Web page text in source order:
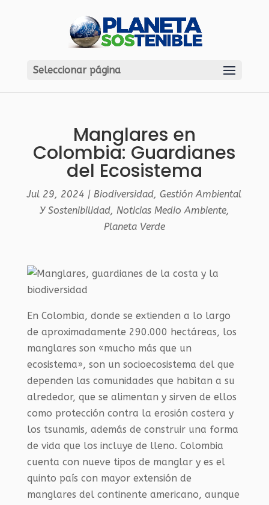
Seleccionar página
Manglares en
Colombia: Guardianes
del Ecosistema
Jul 29, 2024 |Biodiversidad,Gestión Ambiental
Y Sostenibilidad, Noticias Medio Ambiente,
Planeta Verde
En Colombia, donde se extienden a lo largo
de aproximadamente 290.000 hectáreas, los
manglares son «mucho más que un
ecosistema», son un socioecosistema del que
dependen las comunidades que habitan a su
alrededor, que se alimentan y sirven de ellos
como protección contra la erosión costera y
los tsunamis, además de construir una forma
de vida que los incluye de lleno. Colombia
cuenta con nueve tipos de manglar y es el
quinto país con mayor extensión de
manglares del continente americano, aunque